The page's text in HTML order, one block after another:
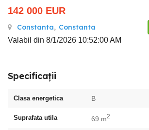
142 000 EUR
Constanta, Constanta
Valabil din 8/1/2026 10:52:00 AM
Specificații
Clasa energetica B
Suprafata utila 69 m2